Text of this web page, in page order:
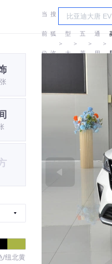
当
前
位
搜
狐
汽
＞
车
型
大
＞
五
菱
＞
汽
通
用
＞
/纽北黄